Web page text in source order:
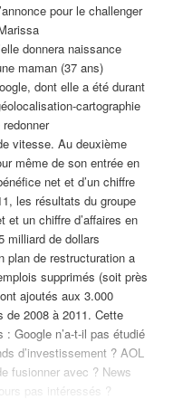
pour le challenger
donnera naissance
maman (37 ans)
dont elle a été durant
cartographie
vitesse. Au deuxième
même de son entrée en
net et d’un chiffre
les résultats du groupe
et un chiffre d’affaires en
milliard de dollars
plan de restructuration a
supprimés (soit près
ajoutés aux 3.000
de 2008 à 2011. Cette
Google n’a-t-il pas étudié
d’investissement ? AOL
fusionner avec ? News
pas intéressés ?